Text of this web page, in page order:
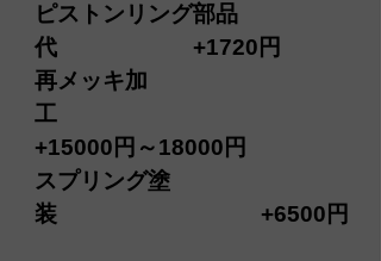
​ピストンリング部品
代 +1720円
再メッキ加
工
+15000円～18000円
スプリング塗
装 +6500円